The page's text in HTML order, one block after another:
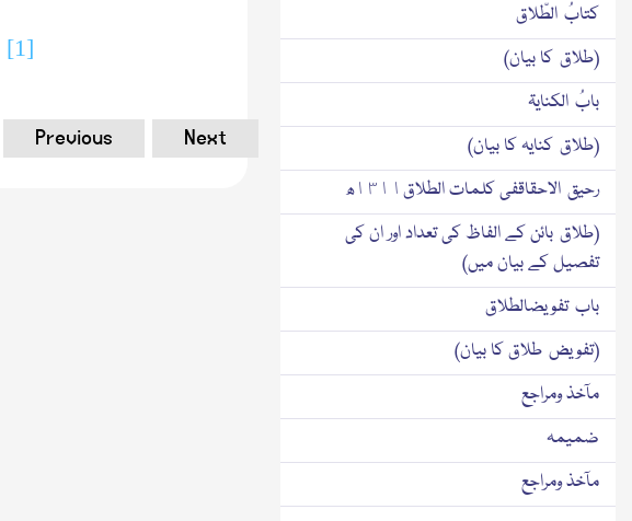
[1]
Previous Next
کتابُ الطّلاق
(طلاق کا بیان)
بابُ الکنایۃ
(طلاق کنایہ کا بیان)
رحیق الاحقاقفی کلمات الطلاق١٣١١ھ
(طلاق بائن کے الفاظ کی تعداد اور ان کی
تفصیل کے بیان میں)
باب تفویضالطلاق
(تفویض طلاق کا بیان)
مآخذ ومراجع
ضمیمہ
مآخذ ومراجع